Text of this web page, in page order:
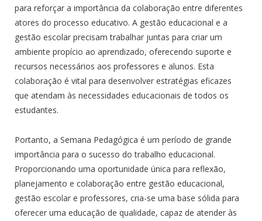
para reforçar a importância da colaboração entre diferentes
atores do processo educativo. A gestão educacional e a
gestão escolar precisam trabalhar juntas para criar um
ambiente propício ao aprendizado, oferecendo suporte e
recursos necessários aos professores e alunos. Esta
colaboração é vital para desenvolver estratégias eficazes
que atendam às necessidades educacionais de todos os
estudantes.
Portanto, a Semana Pedagógica é um período de grande
importância para o sucesso do trabalho educacional.
Proporcionando uma oportunidade única para reflexão,
planejamento e colaboração entre gestão educacional,
gestão escolar e professores, cria-se uma base sólida para
oferecer uma educação de qualidade, capaz de atender às